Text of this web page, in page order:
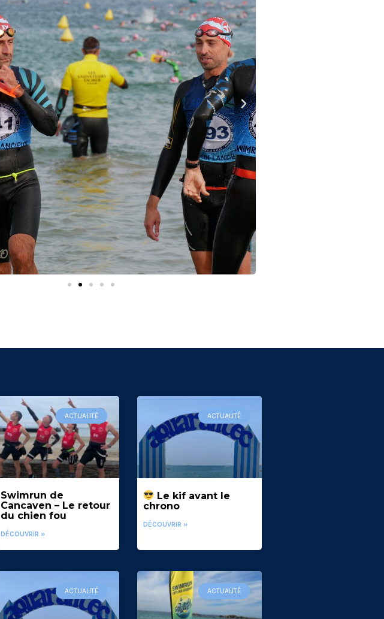
ACTUALITÉ
Swimrun de
Cancaven – Le retour
du chien fou
DÉCOUVRIR »
ACTUALITÉ
Le kif avant le
chrono
DÉCOUVRIR »
ACTUALITÉ ACTUALITÉ